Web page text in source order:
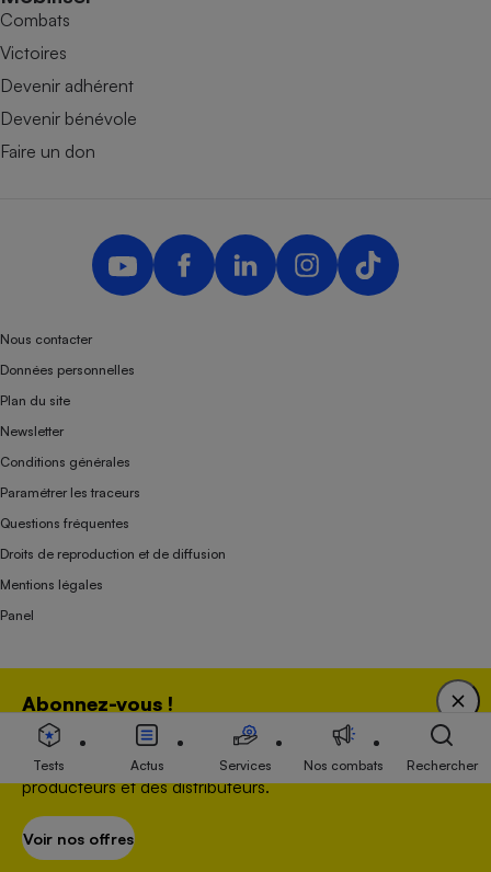
Abonnez-vous !
Bénéficiez d'une expertise unique tout en soutenant
une association 100 % indépendante de l'Etat, des
producteurs et des distributeurs.
Voir nos offres
Combats
Victoires
Devenir adhérent
Devenir bénévole
Faire un don
Nous contacter
Données personnelles
Plan du site
Newsletter
Conditions générales
Paramétrer les traceurs
Questions fréquentes
Droits de reproduction et de diffusion
Mentions légales
Panel
Association indépendante de l’État, des syndicats, des producteurs et des
distributeurs depuis 1951.
Tests Actus Services Nos combats Rechercher